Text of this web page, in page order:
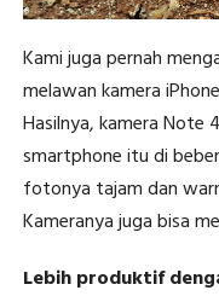
Kami juga pernah
melawan kamera
Hasilnya, kamera Note
smartphone itu di
fotonya tajam dan
Kameranya juga bisa
Lebih produktif